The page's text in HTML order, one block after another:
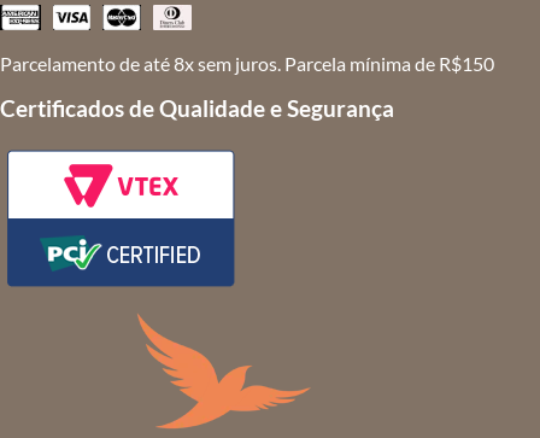
Parcelamento de até 8x sem juros. Parcela mínima de R$150
Certificados de Qualidade e Segurança